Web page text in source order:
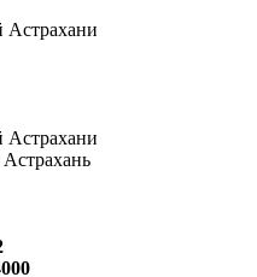
Астрахани
Астрахани